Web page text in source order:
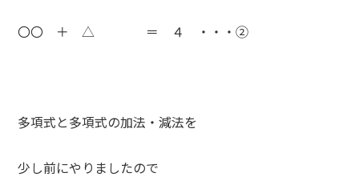
〇〇 ＋ △ ＝ ４ ・・・②
多項式と多項式の加法・減法を
少し前にやりましたので